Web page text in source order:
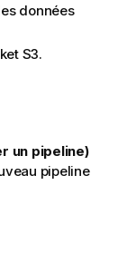
données
S3.
un pipeline)
pipeline